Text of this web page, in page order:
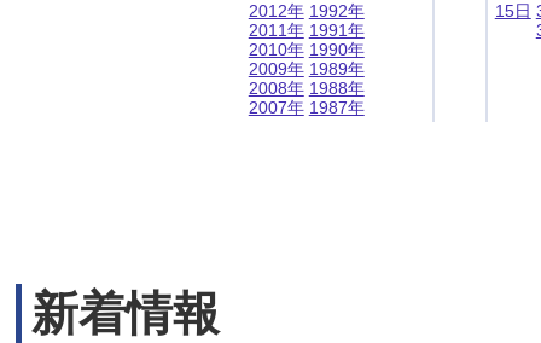
2012年
2011年
2010年
2009年
2008年
2007年
1992年
1991年
1990年
1989年
1988年
1987年
15日
新着情報